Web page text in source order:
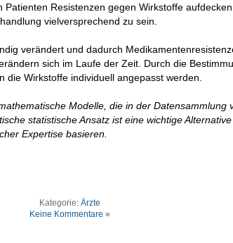
Resistenzen gegen Wirkstoffe
vielversprechend zu sein.
verändert und dadurch
sich im Laufe der Zeit. Durch die
Wirkstoffe individuell angepasst werden.
Modelle, die in der Datensammlung
statistische Ansatz ist eine wichtige
Expertise basieren.
Kategorie: Ärzte
Keine Kommentare »